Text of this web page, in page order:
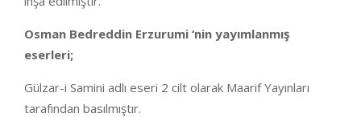
Osman Bedreddin Erzurumi ‘nin yayımlanmış
eserleri;
Gülzar-i Samini adlı eseri 2 cilt olarak Maarif Yayınları
tarafından basılmıştır.